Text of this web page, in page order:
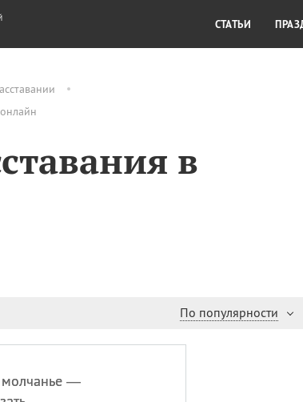
в
По популярности
молчанье —
СТАТЬИ